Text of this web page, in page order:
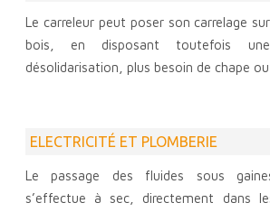
Le carreleur peut poser son carrelage
bois, en disposant toutefois
désolidarisation, plus besoin de chape
ELECTRICITÉ ET PLOMBERIE
Le passage des fluides sous
s’effectue à sec, directement dans